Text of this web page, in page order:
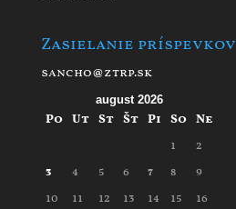
Zasielanie príspevkov
sancho@ztrp.sk
august 2026
Po Ut St Št Pi So Ne
1
2
3
4 5 6 7 8
9
10
11 12 13 14 15
16